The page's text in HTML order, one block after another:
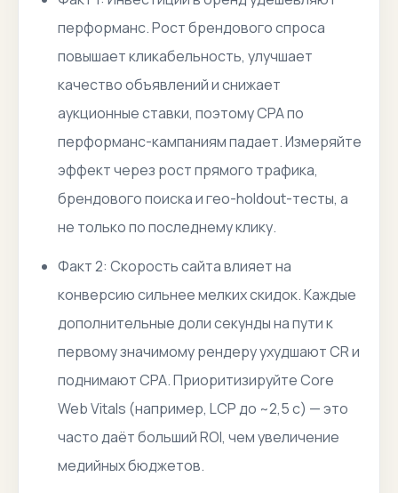
перформанс. Рост брендового спроса
повышает кликабельность, улучшает
качество объявлений и снижает
аукционные ставки, поэтому CPA по
перформанс-кампаниям падает. Измеряйте
эффект через рост прямого трафика,
брендового поиска и гео-holdout-тесты, а
не только по последнему клику.
Факт 2: Скорость сайта влияет на
конверсию сильнее мелких скидок. Каждые
дополнительные доли секунды на пути к
первому значимому рендеру ухудшают CR и
поднимают CPA. Приоритизируйте Core
Web Vitals (например, LCP до ~2,5 с) — это
часто даёт больший ROI, чем увеличение
медийных бюджетов.